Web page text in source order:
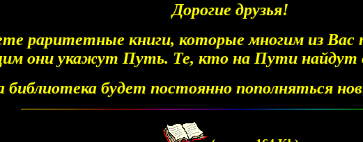
Дорогие друзья!
раритетные книги, которые многим из
они укажут Путь. Те, кто на Пути найдут в
будет постоянно пополняться